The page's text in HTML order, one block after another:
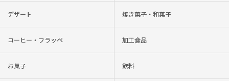
デザート 焼き菓子・和菓子
コーヒー・フラッペ 加工食品
お菓子 飲料